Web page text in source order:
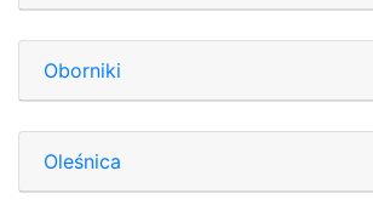
Oborniki
Oleśnica